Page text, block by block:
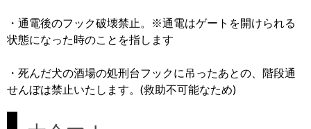
・通電後のフック破壊禁止。※通電はゲートを開けられる
状態になった時のことを指します
・死んだ犬の酒場の処刑台フックに吊ったあとの、階段通
せんぼは禁止いたします。(救助不可能なため)